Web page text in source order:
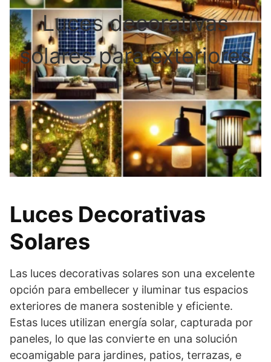
Luces decorativas
solares para exteriores
Luces Decorativas
Solares
Las luces decorativas solares son una excelente
opción para embellecer y iluminar tus espacios
exteriores de manera sostenible y eficiente.
Estas luces utilizan energía solar, capturada por
paneles, lo que las convierte en una solución
ecoamigable para jardines, patios, terrazas, e